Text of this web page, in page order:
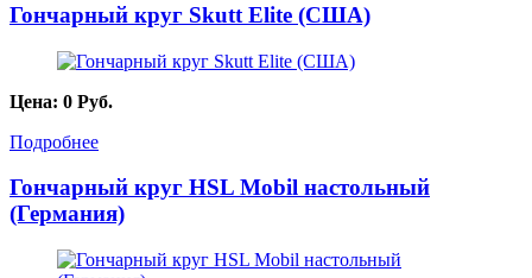
Гончарный круг Skutt Elite (США)
Цена: 0 Руб.
Подробнее
Гончарный круг HSL Mobil настольный
(Германия)